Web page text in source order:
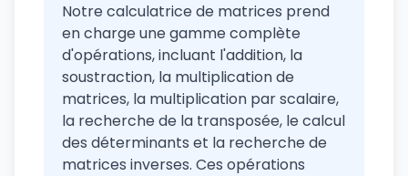
Notre calculatrice de matrices prend
en charge une gamme complète
d'opérations, incluant l'addition, la
soustraction, la multiplication de
matrices, la multiplication par scalaire,
la recherche de la transposée, le calcul
des déterminants et la recherche de
matrices inverses. Ces opérations